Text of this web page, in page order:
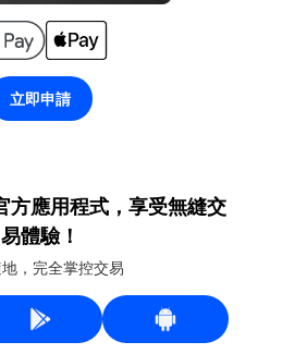
立即申請
方應用程式，享受無縫交
易體驗！
，完全掌控交易